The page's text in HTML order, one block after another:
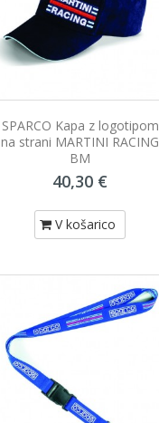
SPARCO Kapa z logotipom
na strani MARTINI RACING
BM
40,30 €
V košarico